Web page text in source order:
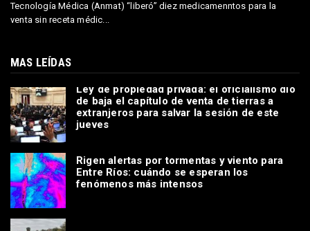
Tecnología Médica (Anmat) “liberó” diez medicamenntos para la
venta sin receta médic...
MAS LEÍDAS
Ley de propiedad privada: el oficialismo dio
de baja el capítulo de venta de tierras a
extranjeros para salvar la sesión de este
jueves
Rigen alertas por tormentas y viento para
Entre Ríos: cuándo se esperan los
fenómenos más intensos